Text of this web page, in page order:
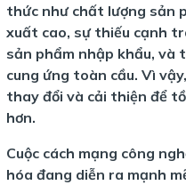
thức như chất lượng sản
xuất cao, sự thiếu cạnh
sản phẩm nhập khẩu, và
cung ứng toàn cầu. Vì
thay đổi và cải thiện để
hơn.
Cuộc cách mạng công
hóa đang diễn ra mạnh